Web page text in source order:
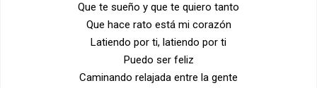
Que te sueño y que te quiero tanto
Que hace rato está mi corazón
Latiendo por ti, latiendo por ti
Puedo ser feliz
Caminando relajada entre la gente